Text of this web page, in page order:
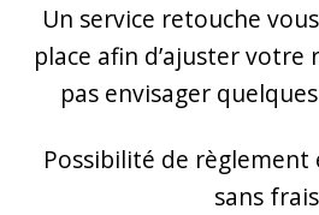
Un service retouche
place afin d’ajuster
pas envisager
Possibilité de
sans